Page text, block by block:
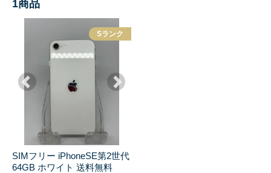
1商品
Sランク
SIMフリー iPhoneSE第2世代
64GB ホワイト 送料無料